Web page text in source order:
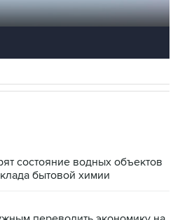
состояние водных объектов
бытовой химии